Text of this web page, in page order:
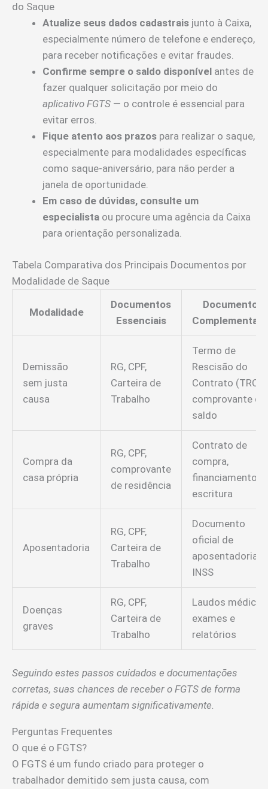
do Saque
Atualize seus dados cadastrais junto à Caixa,
especialmente número de telefone e endereço,
para receber notificações e evitar fraudes.
Confirme sempre o saldo disponível antes de
fazer qualquer solicitação por meio do
aplicativo FGTS — o controle é essencial para
evitar erros.
Fique atento aos prazos para realizar o saque,
especialmente para modalidades específicas
como saque-aniversário, para não perder a
janela de oportunidade.
Em caso de dúvidas, consulte um
especialista ou procure uma agência da Caixa
para orientação personalizada.
Tabela Comparativa dos Principais Documentos por
Modalidade de Saque
Modalidade
Documentos
Essenciais
Documentos
Demissão
sem justa
causa
RG, CPF,
Carteira de
Trabalho
Termo de
Rescisão do
Contrato
comprovante de
saldo
Compra da
casa própria
RG, CPF,
comprovante
de residência
Contrato de
compra,
financiamento
escritura
Aposentadoria
RG, CPF,
Carteira de
Trabalho
Documento
oficial de
aposentadoria
INSS
Doenças
graves
RG, CPF,
Carteira de
Trabalho
Laudos
exames e
relatórios
Seguindo estes passos cuidados e documentações
corretas, suas chances de receber o FGTS de forma
rápida e segura aumentam significativamente.
Perguntas Frequentes
O que é o FGTS?
O FGTS é um fundo criado para proteger o
trabalhador demitido sem justa causa, com